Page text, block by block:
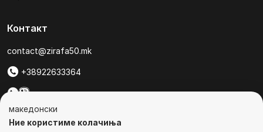
Контакт
contact@zirafa50.mk
+38922633364
b2b@zirafa50.mk
македонски
Ние користиме колачиња